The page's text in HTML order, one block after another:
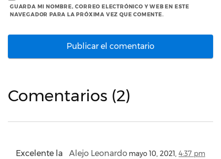
GUARDA MI NOMBRE, CORREO ELECTRÓNICO Y WEB EN ESTE
NAVEGADOR PARA LA PRÓXIMA VEZ QUE COMENTE.
Comentarios (2)
Alejo Leonardo mayo 10, 2021, 4:37 pm
Excelente la